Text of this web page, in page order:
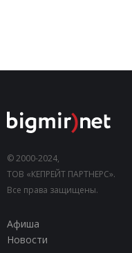
© 2000-2024,
ТОВ «КЕПРЕЙТ ПАРТНЕРС».
Все права защищены.
Афиша
Новости